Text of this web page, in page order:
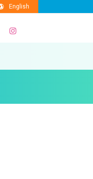
English